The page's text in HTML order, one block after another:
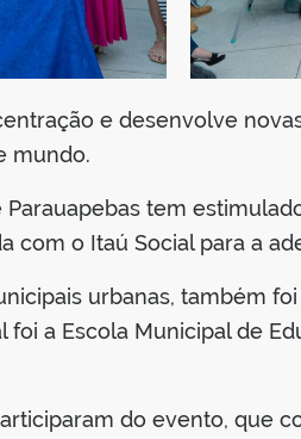
e desenvolve
mundo.
tem
o Itaú Social para a
urbanas, também
a Escola Municipal de
do evento, que